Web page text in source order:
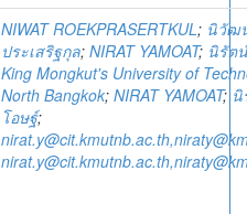
NIWAT ROEKPRASERTKUL; นิวัฒ
ประเสริฐกุล; NIRAT YAMOAT; นิรัต
King Mongkut's University of
North Bangkok; NIRAT YAMOAT; นิ
โอษฐ์;